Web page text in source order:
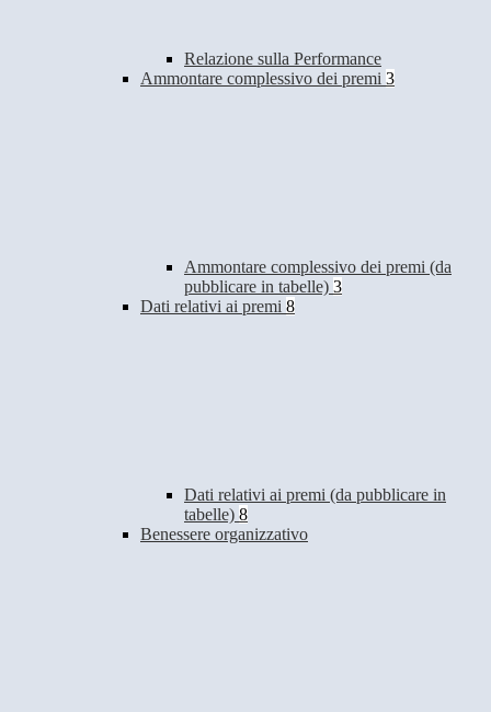
Relazione sulla Performance
Ammontare complessivo dei premi 3
Ammontare complessivo dei premi (da
pubblicare in tabelle) 3
Dati relativi ai premi 8
Dati relativi ai premi (da pubblicare in
tabelle) 8
Benessere organizzativo